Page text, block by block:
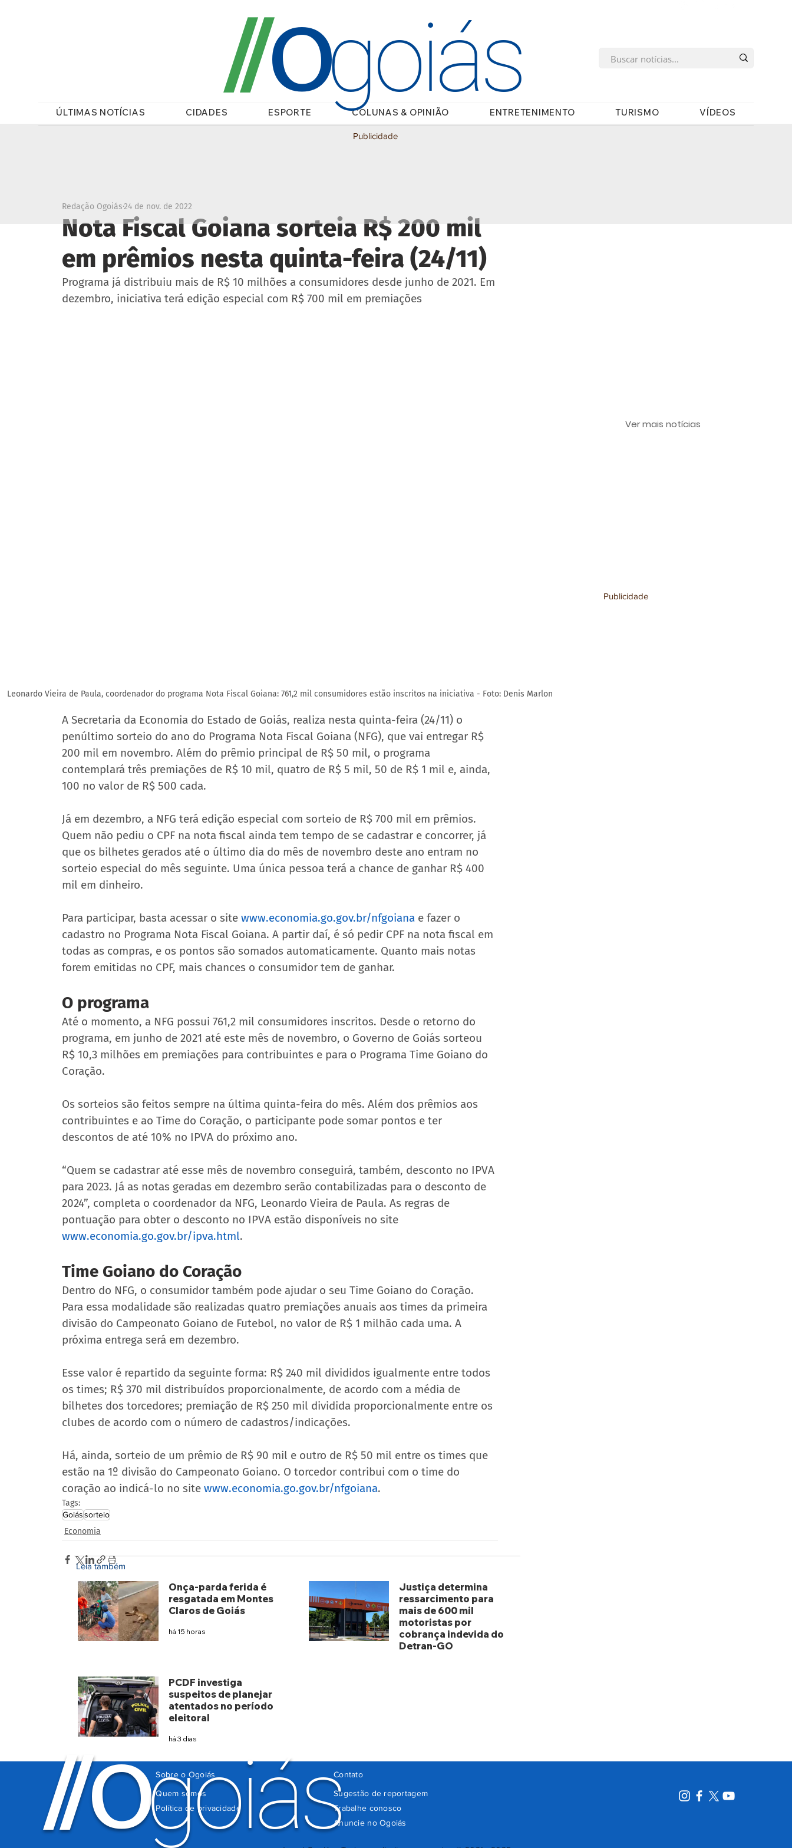
ÚLTIMAS NOTÍCIAS CIDADES ESPORTE COLUNAS & OPINIÃO ENTRETENIMENTO TURISMO VÍDEOS
//Ogoiás
Nota Fiscal Goiana sorteia R$ 200 mil
em prêmios nesta quinta-feira (24/11)
Redação Ogoiás24 de nov. de 2022
Programa já distribuiu mais de R$ 10 milhões a consumidores desde junho de 2021. Em
dezembro, iniciativa terá edição especial com R$ 700 mil em premiações
Leonardo Vieira de Paula, coordenador do programa Nota Fiscal Goiana: 761,2 mil consumidores estão inscritos na iniciativa - Foto: Denis Marlon
A Secretaria da Economia do Estado de Goiás, realiza nesta quinta-feira (24/11) o
penúltimo sorteio do ano do Programa Nota Fiscal Goiana (NFG), que vai entregar R$
200 mil em novembro. Além do prêmio principal de R$ 50 mil, o programa
contemplará três premiações de R$ 10 mil, quatro de R$ 5 mil, 50 de R$ 1 mil e, ainda,
100 no valor de R$ 500 cada.
Já em dezembro, a NFG terá edição especial com sorteio de R$ 700 mil em prêmios.
Quem não pediu o CPF na nota fiscal ainda tem tempo de se cadastrar e concorrer, já
que os bilhetes gerados até o último dia do mês de novembro deste ano entram no
sorteio especial do mês seguinte. Uma única pessoa terá a chance de ganhar R$ 400
mil em dinheiro.
Para participar, basta acessar o site www.economia.go.gov.br/nfgoiana e fazer o
cadastro no Programa Nota Fiscal Goiana. A partir daí, é só pedir CPF na nota fiscal em
todas as compras, e os pontos são somados automaticamente. Quanto mais notas
forem emitidas no CPF, mais chances o consumidor tem de ganhar.
O programa
Até o momento, a NFG possui 761,2 mil consumidores inscritos. Desde o retorno do
programa, em junho de 2021 até este mês de novembro, o Governo de Goiás sorteou
R$ 10,3 milhões em premiações para contribuintes e para o Programa Time Goiano do
Coração.
Os sorteios são feitos sempre na última quinta-feira do mês. Além dos prêmios aos
contribuintes e ao Time do Coração, o participante pode somar pontos e ter
descontos de até 10% no IPVA do próximo ano.
“Quem se cadastrar até esse mês de novembro conseguirá, também, desconto no IPVA
para 2023. Já as notas geradas em dezembro serão contabilizadas para o desconto de
2024”, completa o coordenador da NFG, Leonardo Vieira de Paula. As regras de
pontuação para obter o desconto no IPVA estão disponíveis no site
www.economia.go.gov.br/ipva.html.
Time Goiano do Coração
Dentro do NFG, o consumidor também pode ajudar o seu Time Goiano do Coração.
Para essa modalidade são realizadas quatro premiações anuais aos times da primeira
divisão do Campeonato Goiano de Futebol, no valor de R$ 1 milhão cada uma. A
próxima entrega será em dezembro.
Esse valor é repartido da seguinte forma: R$ 240 mil divididos igualmente entre todos
os times; R$ 370 mil distribuídos proporcionalmente, de acordo com a média de
bilhetes dos torcedores; premiação de R$ 250 mil dividida proporcionalmente entre os
clubes de acordo com o número de cadastros/indicações.
Há, ainda, sorteio de um prêmio de R$ 90 mil e outro de R$ 50 mil entre os times que
estão na 1º divisão do Campeonato Goiano. O torcedor contribui com o time do
coração ao indicá-lo no site www.economia.go.gov.br/nfgoiana.
Tags:
Goiássorteio
Economia
Publicidade
Publicidade
Ver mais notícias
Leia também
Onça-parda ferida é
resgatada em Montes
Claros de Goiás
há 15 horas
Justiça determina
ressarcimento para
mais de 600 mil
motoristas por
cobrança indevida do
Detran-GO
PCDF investiga
suspeitos de planejar
atentados no período
eleitoral
há 3 dias
//Ogoiás
Quem somos
Sugestão de reportagem
Trabalhe conosco
Política de privacidade
Anuncie no Ogoiás
Contato
Sobre o Ogoiás